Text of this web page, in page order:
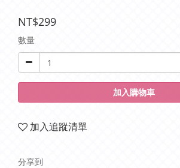
NT$299
數量
加入購物車
加入追蹤清單
分享到